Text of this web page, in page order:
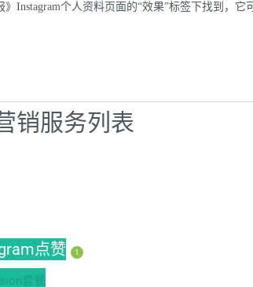
Instagram个人资料页面的“效果”标签下找到，它可
销服务列表
点赞 1
套餐